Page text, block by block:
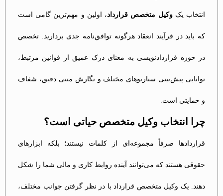
انتخاب یکوکیل متخصص قرارداد، اولین و مهم‌ترین گامی است
که باید در فرآیند انعقاد هرگونه توافق‌نامه جدی بردارید. تخصص
در حوزه قراردادنویسی به معنای درک عمیق از قوانین مرتبط،
توانایی پیش‌بینی سناریوهای مختلف و نگارش متنی دقیق، شفاف
و حمایتی است.
چرا انتخاب وکیل متخصص حیاتی است؟
قراردادها صرفاً مجموعه‌ای از کلمات نیستند؛ بلکه ابزارهای
حقوقی هستند که می‌توانند آینده روابط کاری و مالی شما را شکل
دهند. یک وکیل متخصص قرارداد با در نظر گرفتن جوانب مختلف،